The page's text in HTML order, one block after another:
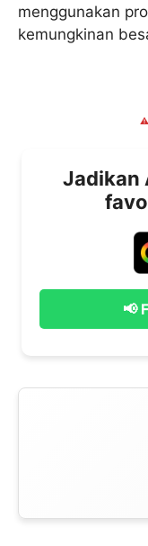
menggunakan
kemungkinan
⚠️
Jadikan
📢